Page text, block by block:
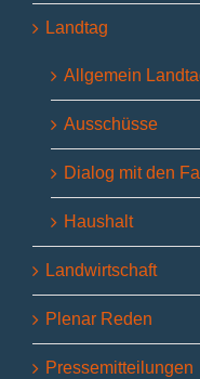
Landtag
Allgemein
Ausschüsse
Dialog mit den
Haushalt
Landwirtschaft
Plenar Reden
Pressemitteilungen